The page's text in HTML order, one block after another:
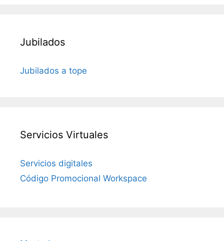
Jubilados
Jubilados a tope
Servicios Virtuales
Servicios digitales
Código Promocional Workspace